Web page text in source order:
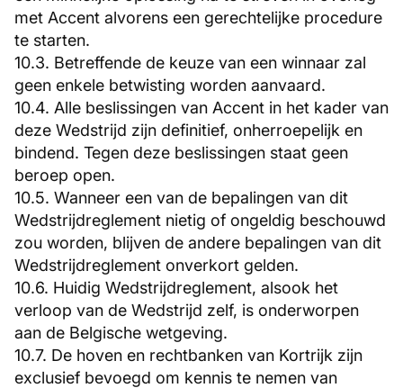
met Accent alvorens een gerechtelijke procedure
te starten.
10.3. Betreffende de keuze van een winnaar zal
geen enkele betwisting worden aanvaard.
10.4. Alle beslissingen van Accent in het kader van
deze Wedstrijd zijn definitief, onherroepelijk en
bindend. Tegen deze beslissingen staat geen
beroep open.
10.5. Wanneer een van de bepalingen van dit
Wedstrijdreglement nietig of ongeldig beschouwd
zou worden, blijven de andere bepalingen van dit
Wedstrijdreglement onverkort gelden.
10.6. Huidig Wedstrijdreglement, alsook het
verloop van de Wedstrijd zelf, is onderworpen
aan de Belgische wetgeving.
10.7. De hoven en rechtbanken van Kortrijk zijn
exclusief bevoegd om kennis te nemen van